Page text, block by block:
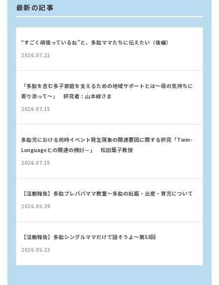
最新の記事
“すごく頑張っているね”と、多胎ママたちに伝えたい（後編）
2026.07.21
「多胎を含む多子家庭を支えるための地域サポートとは～母の気持ちに
寄り添って～」 研究者：山本緑さま
2026.07.15
多胎児における同時イベント発生現象の関連要因に関する研究「Twin-
Languageとの関連の検討－」 松田葉子教授
2026.07.15
【活動報告】多胎プレパパママ教室〜多胎の妊娠・出産・育児について
2026.05.29
【活動報告】多胎シングルママだけで話そうよ〜第53回
2026.05.23